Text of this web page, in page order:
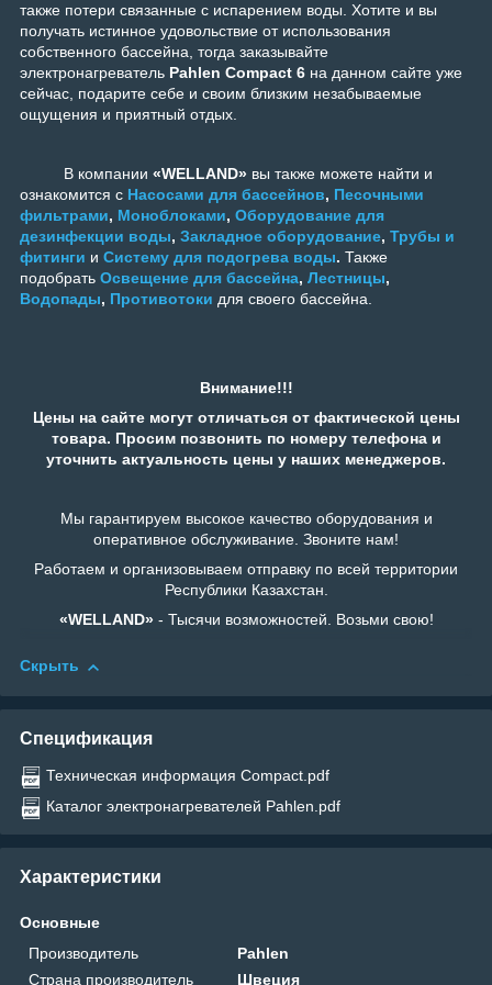
также потери связанные с испарением воды. Хотите и вы
получать истинное удовольствие от использования
собственного бассейна, тогда заказывайте
электронагреватель Pahlen Compact 6 на данном сайте уже
сейчас, подарите себе и своим близким незабываемые
ощущения и приятный отдых.
В компании «WELLAND» вы также можете найти и
ознакомится с Насосами для бассейнов, Песочными
фильтрами, Моноблоками, Оборудование для
дезинфекции воды, Закладное оборудование, Трубы и
фитинги и Систему для подогрева воды. Также
подобрать Освещение для бассейна, Лестницы,
Водопады, Противотоки для своего бассейна.
Внимание!!!
Цены на сайте могут отличаться от фактической цены
товара. Просим позвонить по номеру телефона и
уточнить актуальность цены у наших менеджеров.
Мы гарантируем высокое качество оборудования и
оперативное обслуживание. Звоните нам!
Работаем и организовываем отправку по всей территории
Республики Казахстан.
«WELLAND»- Тысячи возможностей. Возьми свою!
Скрыть
Спецификация
Техническая информация Compact.pdf
Каталог электронагревателей Pahlen.pdf
Характеристики
Основные
Производитель
Pahlen
Страна производитель
Швеция